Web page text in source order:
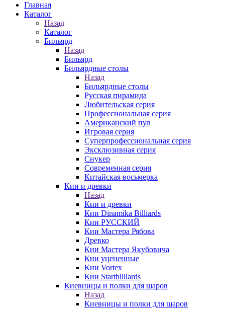
Главная
Каталог
Назад
Каталог
Бильярд
Назад
Бильярд
Бильярдные столы
Назад
Бильярдные столы
Русская пирамида
Любительская серия
Профессиональная серия
Американский пул
Игровая серия
Суперпрофессиональная серия
Эксклюзивная серия
Снукер
Современная серия
Китайская восьмерка
Кии и древки
Назад
Кии и древки
Кии Dinamika Billiards
Кии РУССКИЙ
Кии Мастера Рябова
Древко
Кии Мастера Якубовича
Кии уцененные
Кии Vortex
Кии Startbilliards
Киевницы и полки для шаров
Назад
Киевницы и полки для шаров